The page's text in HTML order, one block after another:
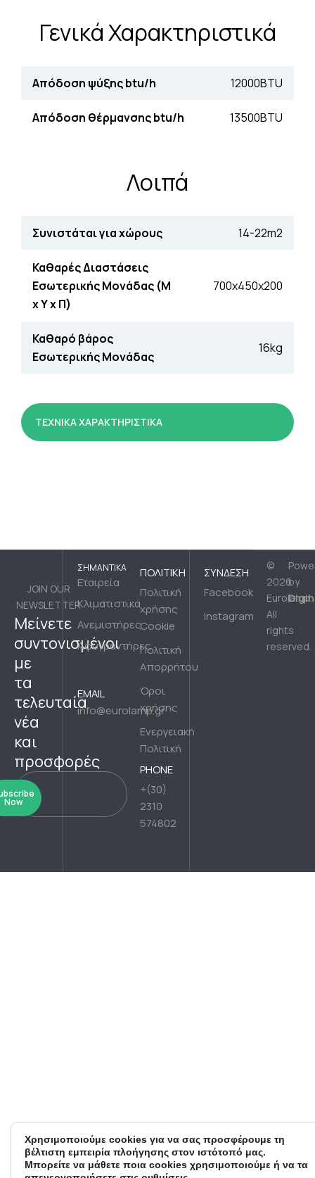
Γενικά Χαρακτηριστικά
Απόδοση ψύξης btu/h 12000BTU
Απόδοση θέρµανσης btu/h 13500BTU
Λοιπά
Συνιστάται για χώρους 14-22m2
Καθαρές Διαστάσεις
Εσωτερικής Μονάδας (Μ
x Υ x Π)
700x450x200
Καθαρό βάρος
Εσωτερικής Μονάδας
16kg
ΤΕΧΝΙΚΑ ΧΑΡΑΚΤΗΡΙΣΤΙΚΑ
JOIN OUR
NEWSLETTER
Μείνετε
συντονισμένοι
με
τα
τελευταία
νέα
και
προσφορές
Now
ΣΗΜΑΝΤΙΚΆ
Εταιρεία
Κλιματιστικά
Ανεμιστήρες
Αφυγραντήρες
EMAIL
info@eurolamp.gr
ΠΟΛΙΤΙΚΉ
Πολιτική
χρήσης
Cookie
Πολιτική
Απορρήτου
Όροι
χρήσης
Ενεργειακή
Πολιτική
PHONE
+(30)
2310
574802
ΣΎΝΔΕΣΗ
Facebook
Instagram
©
2026
Eurolamp.
All
rights
reserved.
by
Χρησιμοποιούμε cookies για να σας προσφέρουμε τη
βέλτιστη εμπειρία πλοήγησης στον ιστότοπό μας.
Μπορείτε να μάθετε ποια cookies χρησιμοποιούμε ή να τα